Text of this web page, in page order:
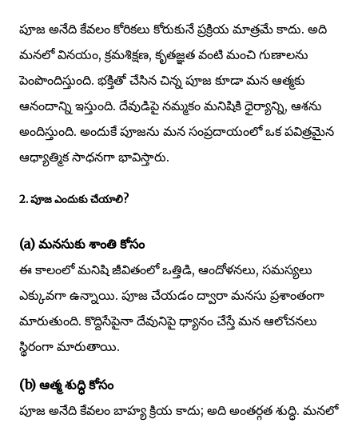
పూజ అనేది కేవలం కోరికలు కోరుకునే ప్రక్రియ మాత్రమే కాదు. అది
మనలో వినయం, క్రమశిక్షణ, కృతజ్ఞత వంటి మంచి గుణాలను
పెంపొందిస్తుంది. భక్తితో చేసిన చిన్న పూజ కూడా మన ఆత్మకు
ఆనందాన్ని ఇస్తుంది. దేవుడిపై నమ్మకం మనిషికి ధైర్యాన్ని, ఆశను
అందిస్తుంది. అందుకే పూజను మన సంప్రదాయంలో ఒక పవిత్రమైన
ఆధ్యాత్మిక సాధనగా భావిస్తారు.
2. పూజ ఎందుకు చేయాలి?
(a) మనసుకు శాంతి కోసం
ఈ కాలంలో మనిషి జీవితంలో ఒత్తిడి, ఆందోళనలు, సమస్యలు
ఎక్కువగా ఉన్నాయి. పూజ చేయడం ద్వారా మనసు ప్రశాంతంగా
మారుతుంది. కొద్దిసేపైనా దేవునిపై ధ్యానం చేస్తే మన ఆలోచనలు
స్థిరంగా మారుతాయి.
(b) ఆత్మ శుద్ధి కోసం
పూజ అనేది కేవలం బాహ్య క్రియ కాదు; అది అంతర్గత శుద్ధి. మనలో